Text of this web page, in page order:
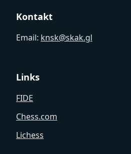
Kontakt
Email: knsk@skak.gl
Links
FIDE
Chess.com
Lichess